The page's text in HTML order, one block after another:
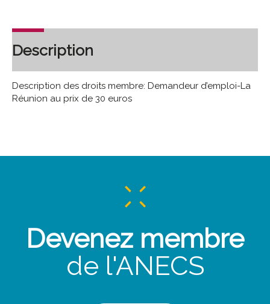
Description
Description des droits membre: Demandeur d’emploi-La
Réunion au prix de 30 euros
Devenez membre
de l'ANECS